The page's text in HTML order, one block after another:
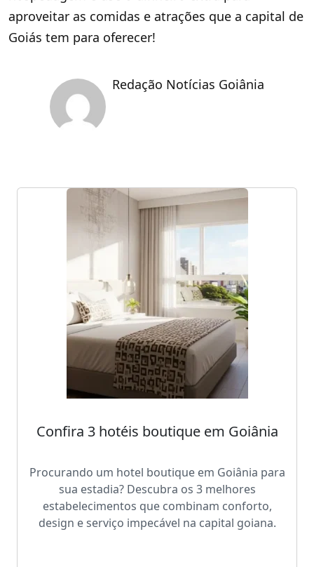
aproveitar as comidas e atrações que a capital de
Goiás tem para oferecer!
Redação Notícias Goiânia
Confira 3 hotéis boutique em Goiânia
Procurando um hotel boutique em Goiânia para
sua estadia? Descubra os 3 melhores
estabelecimentos que combinam conforto,
design e serviço impecável na capital goiana.